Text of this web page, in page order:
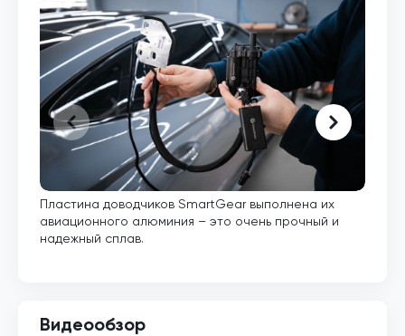
Пластина доводчиков SmartGear выполнена их
авиационного алюминия – это очень прочный и
надежный сплав.
Видеообзор